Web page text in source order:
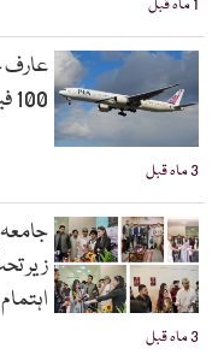
1 ماہ قبل
3 ماہ قبل
عارف
100 فیصد شیئر حاصل کرلیے
3 ماہ قبل
زیر
اہتمام